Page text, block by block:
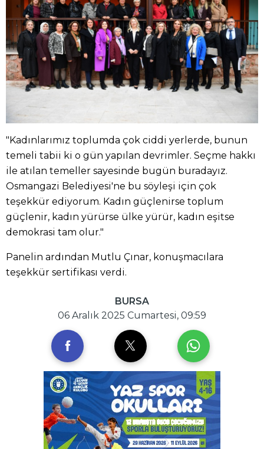
"Kadınlarımız toplumda çok ciddi yerlerde, bunun
temeli tabii ki o gün yapılan devrimler. Seçme hakkı
ile atılan temeller sayesinde bugün buradayız.
Osmangazi Belediyesi'ne bu söyleşi için çok
teşekkür ediyorum. Kadın güçlenirse toplum
güçlenir, kadın yürürse ülke yürür, kadın eşitse
demokrasi tam olur."
Panelin ardından Mutlu Çınar, konuşmacılara
teşekkür sertifikası verdi.
BURSA
06 Aralık 2025 Cumartesi, 09:59